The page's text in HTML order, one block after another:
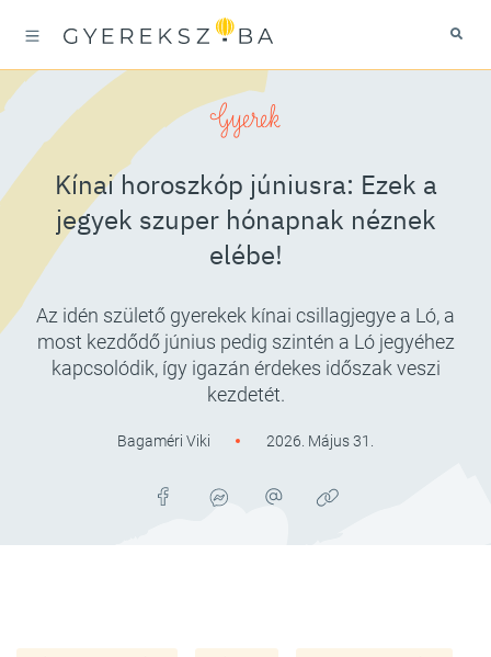
Gyerek
Kínai horoszkóp júniusra: Ezek a
jegyek szuper hónapnak néznek
elébe!
Az idén születő gyerekek kínai csillagjegye a Ló, a
most kezdődő június pedig szintén a Ló jegyéhez
kapcsolódik, így igazán érdekes időszak veszi
kezdetét.
Bagaméri Viki 2026. Május 31.